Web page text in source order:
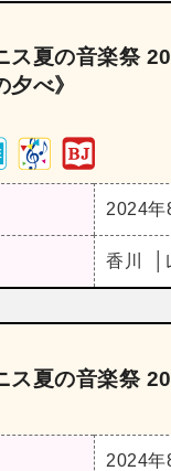
ス夏の音楽祭
べ》
2024年
香川
ス夏の音楽祭
2024年